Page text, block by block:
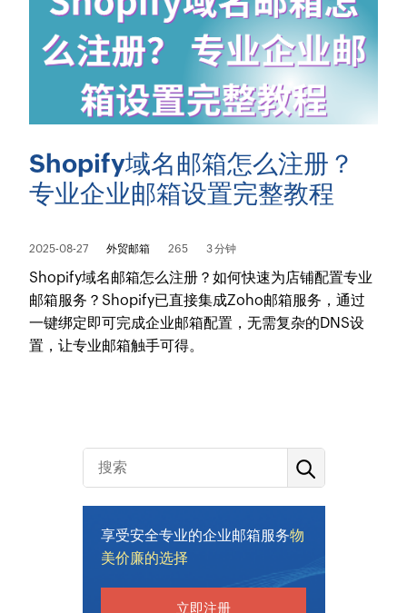
Shopify域名邮箱怎么注册？
专业企业邮箱设置完整教程
2025-08-27 外贸邮箱 265 3 分钟
Shopify域名邮箱怎么注册？如何快速为店铺配置专业
邮箱服务？Shopify已直接集成Zoho邮箱服务，通过
一键绑定即可完成企业邮箱配置，无需复杂的DNS设
置，让专业邮箱触手可得。
享受安全专业的企业邮箱服务物
美价廉的选择
立即注册